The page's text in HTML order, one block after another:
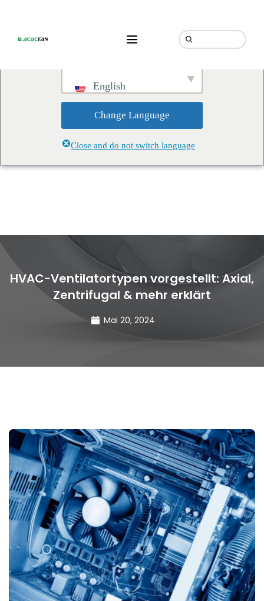
speaking a different language.
Do you want to change to:
English
Change Language
Close and do not switch language
HVAC-Ventilatortypen vorgestellt: Axial,
Zentrifugal & mehr erklärt
Mai 20, 2024